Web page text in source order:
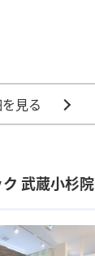
見る
武蔵小杉院